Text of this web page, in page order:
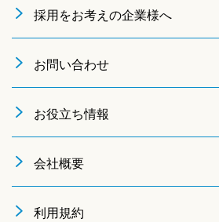
採用をお考えの企業様へ
お問い合わせ
お役立ち情報
会社概要
利用規約